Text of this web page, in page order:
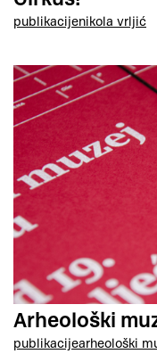
publikacijenikola vrljić
Arheološki
publikacijearheološki